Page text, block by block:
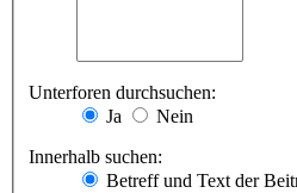
Unterforen durchsuchen:
Ja
Nein
Innerhalb suchen:
Betreff und Text der